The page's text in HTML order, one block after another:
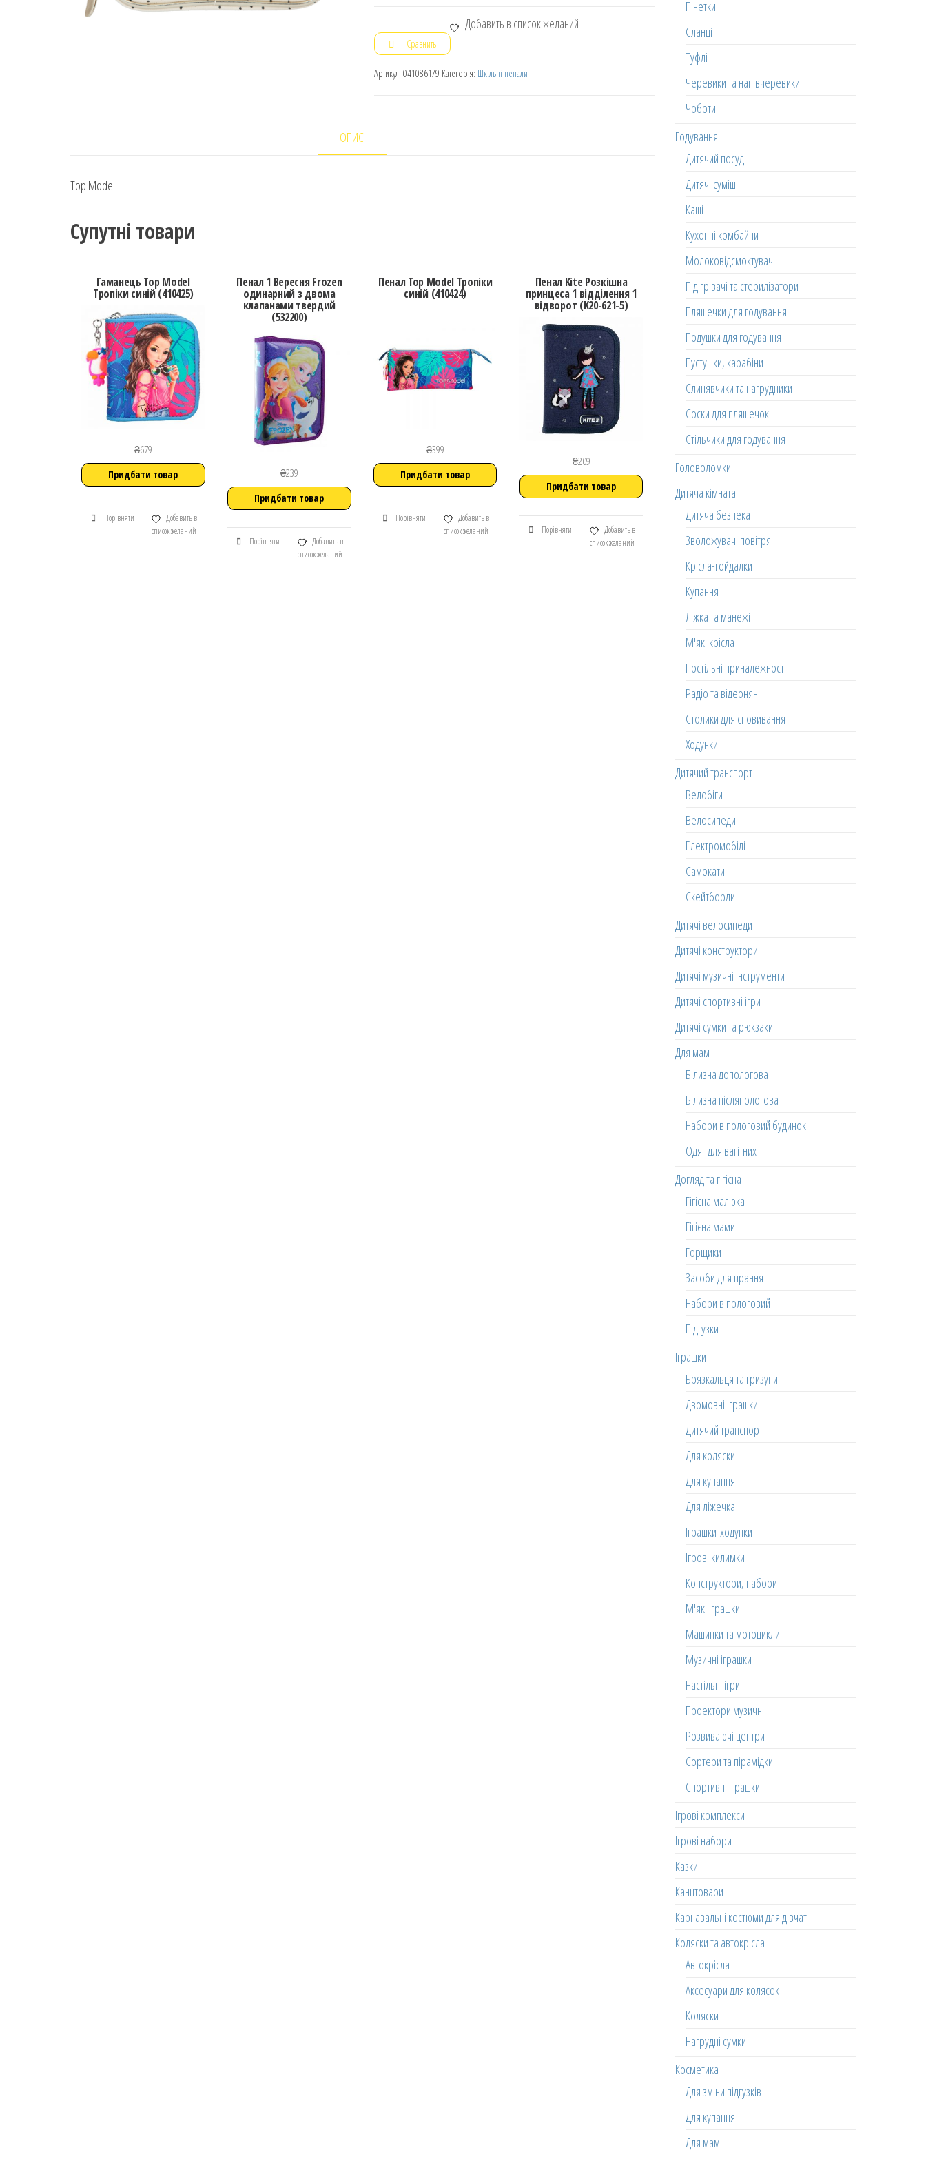
Добавить в список желаний
Сравнить
Артикул: 0410861/9 Категорія: Шкільні пенали
ОПИС
Top Model
Супутні товари
Гаманець Top Model
Тропіки синій (410425)
₴679
Придбати товар
Порівняти
Добавить в
список желаний
Пенал 1 Вересня Frozen
одинарний з двома
клапанами твердий
(532200)
₴239
Придбати товар
Порівняти
Добавить в
список желаний
Пенал Top Model Тропіки
синій (410424)
₴399
Придбати товар
Порівняти
Добавить в
список желаний
Пенал Kite Розкішна
принцеса 1 відділення 1
відворот (K20-621-5)
₴209
Придбати товар
Порівняти
Добавить в
список желаний
Пінетки
Сланці
Туфлі
Черевики та напівчеревики
Чоботи
Годування
Дитячий посуд
Дитячі суміші
Каші
Кухонні комбайни
Молоковідсмоктувачі
Підігрівачі та стерилізатори
Пляшечки для годування
Подушки для годування
Пустушки, карабіни
Слинявчики та нагрудники
Соски для пляшечок
Стільчики для годування
Головоломки
Дитяча кімната
Дитяча безпека
Зволожувачі повітря
Крісла-гойдалки
Купання
Ліжка та манежі
М'які крісла
Постільні приналежності
Радіо та відеоняні
Столики для сповивання
Ходунки
Дитячий транспорт
Велобіги
Велосипеди
Електромобілі
Самокати
Скейтборди
Дитячі велосипеди
Дитячі конструктори
Дитячі музичні інструменти
Дитячі спортивні ігри
Дитячі сумки та рюкзаки
Для мам
Білизна допологова
Білизна післяпологова
Набори в пологовий будинок
Одяг для вагітних
Догляд та гігієна
Гігієна малюка
Гігієна мами
Горщики
Засоби для прання
Набори в пологовий
Підгузки
Іграшки
Брязкальця та гризуни
Двомовні іграшки
Дитячий транспорт
Для коляски
Для купання
Для ліжечка
Іграшки-ходунки
Ігрові килимки
Конструктори, набори
М'які іграшки
Машинки та мотоцикли
Музичні іграшки
Настільні ігри
Проектори музичні
Розвиваючі центри
Сортери та пірамідки
Спортивні іграшки
Ігрові комплекси
Ігрові набори
Казки
Канцтовари
Карнавальні костюми для дівчат
Коляски та автокрісла
Автокрісла
Аксесуари для колясок
Коляски
Нагрудні сумки
Косметика
Для зміни підгузків
Для купання
Для мам